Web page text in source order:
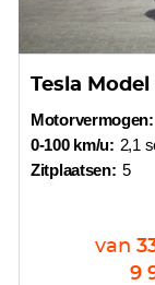
Tesla
Motorvermogen:
0-100 km/u: 2,1
Zitplaatsen: 5
van
9